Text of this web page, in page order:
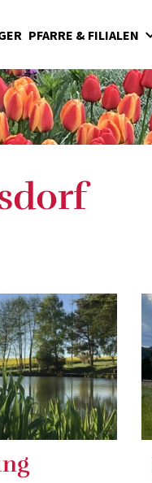
PFARRE & FILIALEN
Lindgraben
Tschurndorf